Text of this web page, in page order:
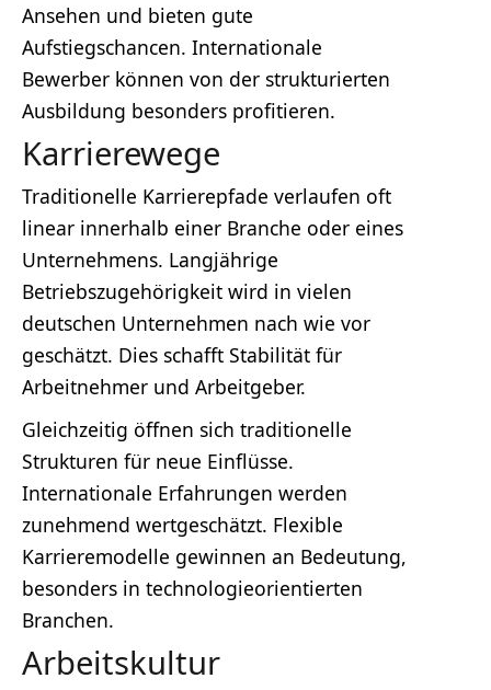
Ansehen und bieten gute
Aufstiegschancen. Internationale
Bewerber können von der strukturierten
Ausbildung besonders profitieren.
Karrierewege
Traditionelle Karrierepfade verlaufen oft
linear innerhalb einer Branche oder eines
Unternehmens. Langjährige
Betriebszugehörigkeit wird in vielen
deutschen Unternehmen nach wie vor
geschätzt. Dies schafft Stabilität für
Arbeitnehmer und Arbeitgeber.
Gleichzeitig öffnen sich traditionelle
Strukturen für neue Einflüsse.
Internationale Erfahrungen werden
zunehmend wertgeschätzt. Flexible
Karrieremodelle gewinnen an Bedeutung,
besonders in technologieorientierten
Branchen.
Arbeitskultur